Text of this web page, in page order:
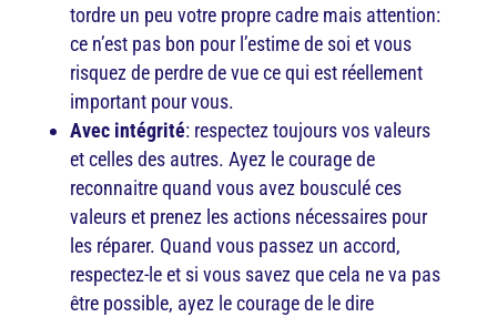
tordre un peu votre propre cadre mais attention:
ce n’est pas bon pour l’estime de soi et vous
risquez de perdre de vue ce qui est réellement
important pour vous.
Avec intégrité: respectez toujours vos valeurs
et celles des autres. Ayez le courage de
reconnaitre quand vous avez bousculé ces
valeurs et prenez les actions nécessaires pour
les réparer. Quand vous passez un accord,
respectez-le et si vous savez que cela ne va pas
être possible, ayez le courage de le dire